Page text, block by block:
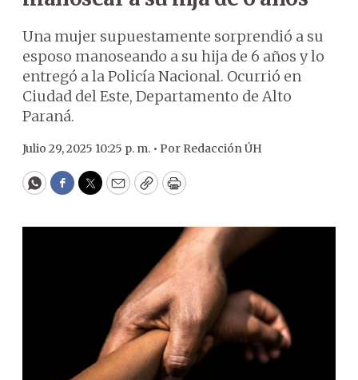
Una mujer supuestamente sorprendió a su
esposo manoseando a su hija de 6 años y lo
entregó a la Policía Nacional. Ocurrió en
Ciudad del Este, Departamento de Alto
Paraná.
Julio 29, 2025 10:25 p. m. • Por Redacción ÚH
WhatsApp
Facebook
Twitter
EmailCopyPrint